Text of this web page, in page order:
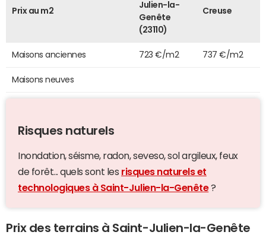
Prix au m2
Julien-la-
Genête
(23110)
Creuse
Maisons anciennes 723 €/m2 737 €/m2
Maisons neuves
Risques naturels
Inondation, séisme, radon, seveso, sol argileux, feux
de forêt... quels sont les risques naturels et
technologiques à Saint-Julien-la-Genête?
Prix des terrains à Saint-Julien-la-Genête